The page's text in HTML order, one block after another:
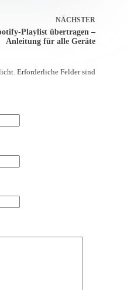
NÄCHSTER
Playlist übertragen –
Anleitung für alle Geräte
Erforderliche Felder sind